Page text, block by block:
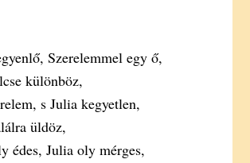
Szerelemmel egy ő,
különböz,
s Julia kegyetlen,
üldöz,
édes, Julia oly mérges,